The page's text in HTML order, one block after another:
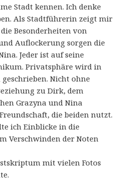
Stadt kennen. Ich denke
Als Stadtführerin zeigt mir
Besonderheiten von
Auflockerung sorgen die
Jeder ist auf seine
Privatsphäre wird in
Nicht ohne
zu Dirk, dem
Grazyna und Nina
die beiden nutzt.
ich Einblicke in die
Verschwinden der Noten
mit vielen Fotos